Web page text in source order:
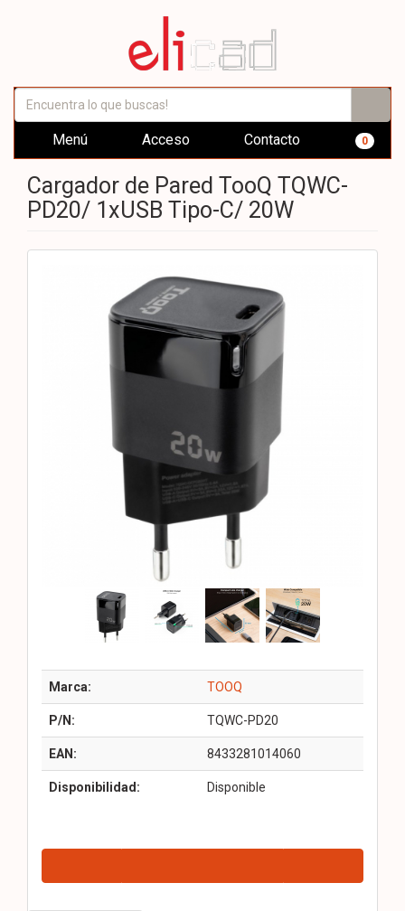
Menú Acceso Contacto 0
Cargador de Pared TooQ TQWC-
PD20/ 1xUSB Tipo-C/ 20W
Marca: TOOQ
P/N: TQWC-PD20
EAN: 8433281014060
Disponibilidad: Disponible